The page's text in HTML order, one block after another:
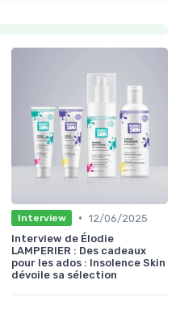
Interview • 12/06/2025
Interview de Élodie
LAMPERIER : Des cadeaux
pour les ados : Insolence Skin
dévoile sa sélection